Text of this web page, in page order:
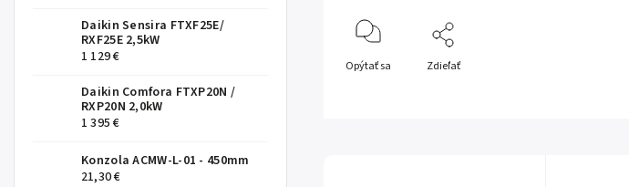
Daikin Sensira FTXF25E/
RXF25E 2,5kW
1 129 €
Daikin Comfora FTXP20N /
RXP20N 2,0kW
1 395 €
Konzola ACMW-L-01 - 450mm
21,30 €
Opýtať sa Zdieľať